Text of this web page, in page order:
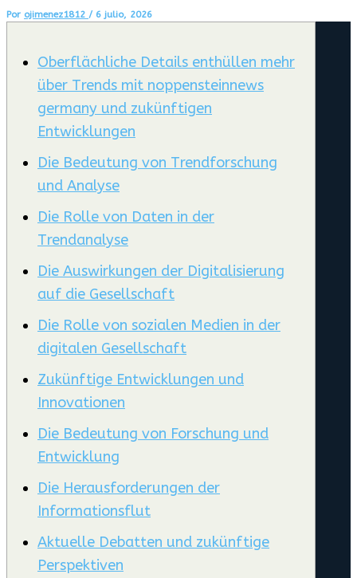
Por ojimenez1812 / 6 julio, 2026
Oberflächliche Details enthüllen mehr
über Trends mit noppensteinnews
germany und zukünftigen
Entwicklungen
Die Bedeutung von Trendforschung
und Analyse
Die Rolle von Daten in der
Trendanalyse
Die Auswirkungen der Digitalisierung
auf die Gesellschaft
Die Rolle von sozialen Medien in der
digitalen Gesellschaft
Zukünftige Entwicklungen und
Innovationen
Die Bedeutung von Forschung und
Entwicklung
Die Herausforderungen der
Informationsflut
Aktuelle Debatten und zukünftige
Perspektiven